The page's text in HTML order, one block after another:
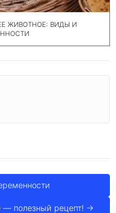
ЖИВОТНОЕ: ВИДЫ И
— полезный рецепт! →